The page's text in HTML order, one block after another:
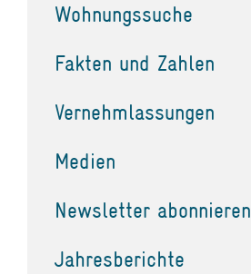
Wohnungssuche
Fakten und Zahlen
Vernehmlassungen
Medien
Newsletter abonnieren
Jahresberichte